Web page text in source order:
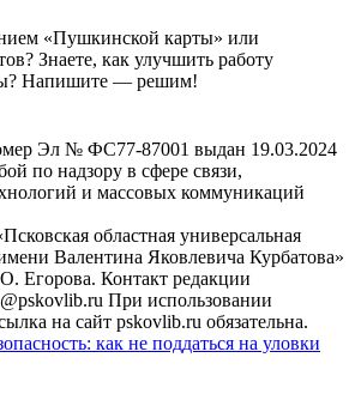
«Пушкинской карты» или
Знаете, как улучшить работу
Напишите — решим!
Эл № ФС77-87001 выдан 19.03.2024
по надзору в сфере связи,
и массовых коммуникаций
областная универсальная
Валентина Яковлевича Курбатова»
Егорова. Контакт редакции
При использовании
на сайт pskovlib.ru обязательна.
как не поддаться на уловки